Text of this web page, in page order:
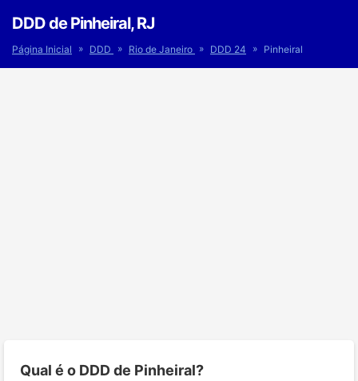
DDD de Pinheiral, RJ
Página Inicial » DDD » Rio de Janeiro » DDD 24 » Pinheiral
Qual é o DDD de Pinheiral?